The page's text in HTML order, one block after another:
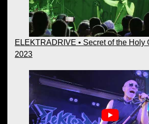
ELEKTRADRIVE • Secret of the Holy
2023